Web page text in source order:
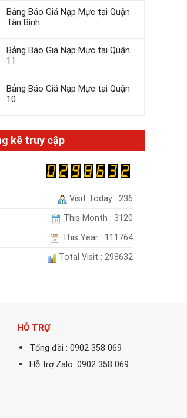
Bảng Báo Giá Nạp Mực tại Quận
Tân Bình
Bảng Báo Giá Nạp Mực tại Quận
11
Bảng Báo Giá Nạp Mực tại Quận
10
kê truy cập
Visit Today : 236
This Month : 3120
This Year : 111764
Total Visit : 298632
HỖ TRỢ
Tổng đài : 0902 358 069
Hỗ trợ Zalo: 0902 358 069